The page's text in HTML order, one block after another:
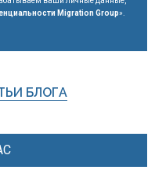
Migration Group».
БЛОГА